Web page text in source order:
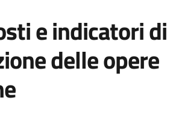
e indicatori di
delle opere